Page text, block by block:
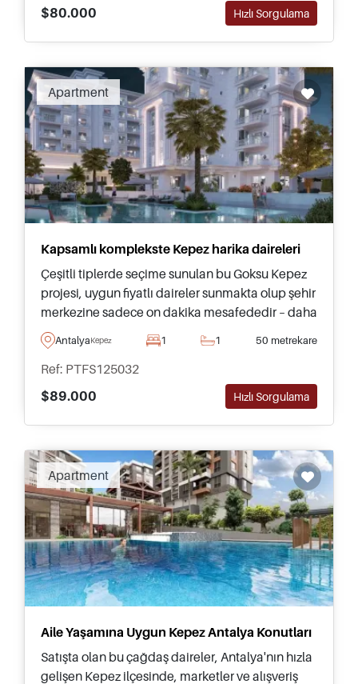
$80.000
Hızlı Sorgulama
Apartment
Kapsamlı komplekste Kepez harika daireleri
Çeşitli tiplerde seçime sunulan bu Goksu Kepez
projesi, uygun fiyatlı daireler sunmakta olup şehir
merkezine sadece on dakika mesafededir – daha
fazla bilgi almak için yerel danışmanlarımızla
iletişime geçin.
AntalyaKepez 1 1 50 metrekare
Ref: PTFS125032
$89.000
Hızlı Sorgulama
Apartment
Aile Yaşamına Uygun Kepez Antalya Konutları
Satışta olan bu çağdaş daireler, Antalya'nın hızla
gelişen Kepez ilçesinde, marketler ve alışveriş